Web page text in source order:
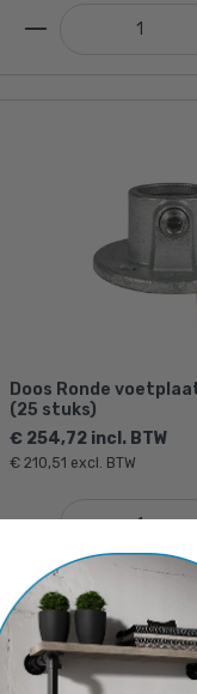
Doos Ronde
(25 stuks)
€ 254,72 incl. BTW
€ 210,51 excl. BTW